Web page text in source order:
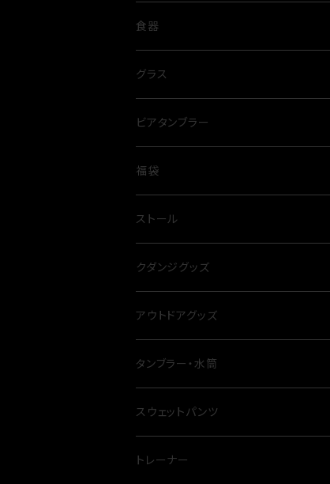
コート
トレーナー
ジャケット
ベスト
パーカー
レディース
トップス
Tシャツ
ポロシャツ
パンツ
スウェットパンツ
ハーフパンツ
食器
グラス
タンブラー
グラス
ビアタンブラー
福袋
夏
冬
ストール
クダンジグッズ
アウトドアグッズ
ナイフ
テーブル
シート
タンブラー・水筒
スウェットパンツ
トレーナー